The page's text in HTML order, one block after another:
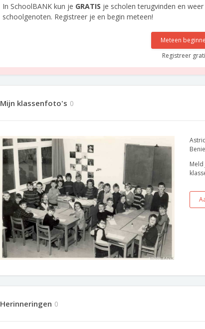
In SchoolBANK kun je GRATIS je scholen terugvinden en
schoolgenoten. Registreer je en begin meteen!
Meteen
Registreer
Mijn klassenfoto's 0
Herinneringen 0